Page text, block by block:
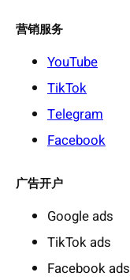
营销服务
YouTube
TikTok
Telegram
Facebook
广告开户
Google ads
TikTok ads
Facebook ads